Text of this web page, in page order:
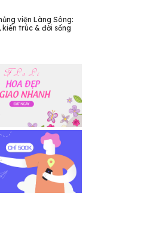
viện Làng Sông:
kiến trúc & đời sống